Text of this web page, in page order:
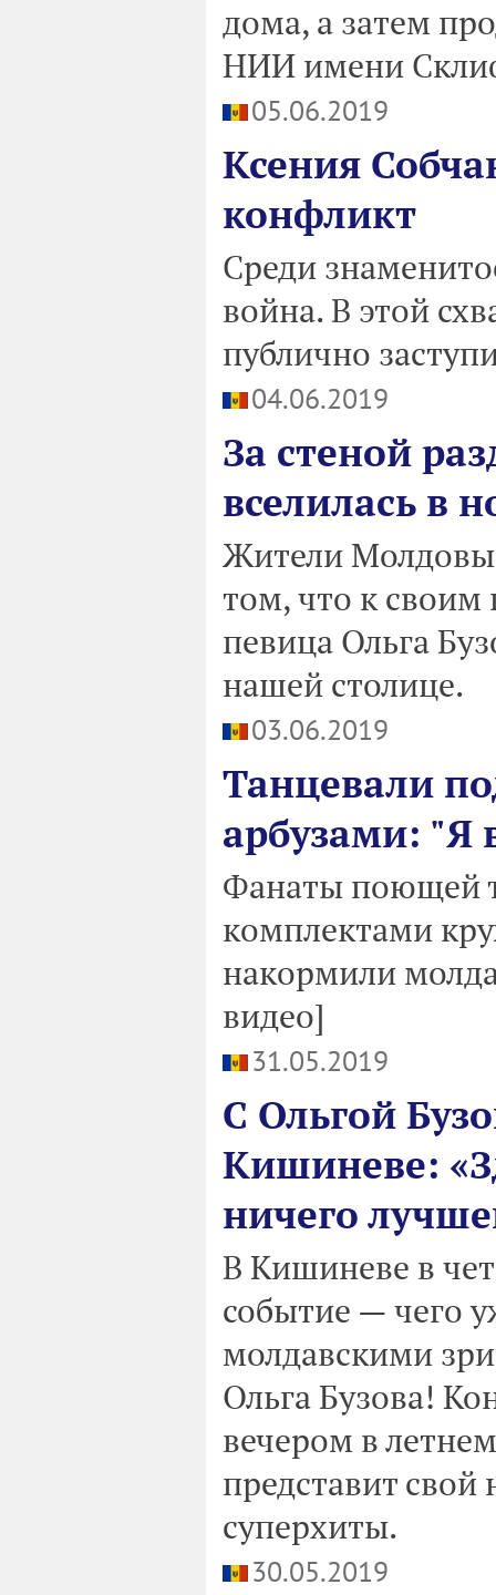
дома, а затем
НИИ имени
05.06.2019
Ксения
конфликт
Среди
война. В этой
публично
04.06.2019
За стеной
вселилась в
Жители
том, что к своим
певица Ольга
нашей столице.
03.06.2019
Танцевали
арбузами: "Я
Фанаты поющей
комплектами
накормили
видео]
31.05.2019
С Ольгой
Кишиневе:
ничего
В Кишиневе в
событие — чего
молдавскими
Ольга Бузова!
вечером в
представит
суперхиты.
30.05.2019